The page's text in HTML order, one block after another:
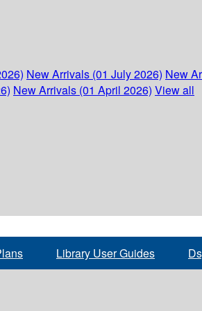
New Arrivals (01 July 2026) New
New Arrivals (01 April 2026) View all
Library User Guides